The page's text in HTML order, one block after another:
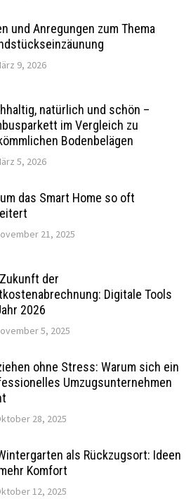
und Anregungen zum Thema
9, 2026
natürlich und schön –
im Vergleich zu
Bodenbelägen
5, 2026
das Smart Home so oft
21, 2025
der
Digitale Tools
2026
5, 2025
ohne Stress: Warum sich ein
Umzugsunternehmen
28, 2025
als Rückzugsort: Ideen
Komfort
12, 2025